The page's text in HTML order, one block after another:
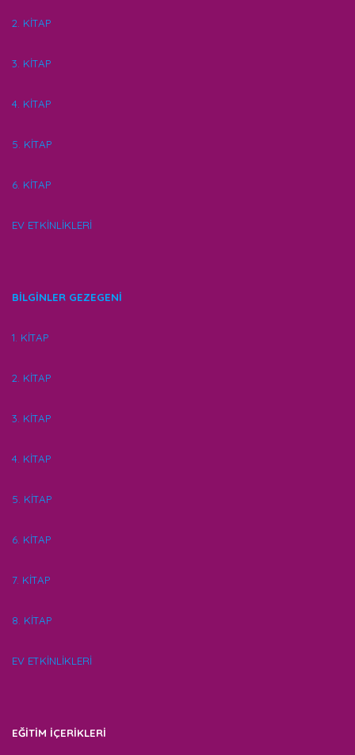
2. KİTAP
3. KİTAP
4. KİTAP
5. KİTAP
6. KİTAP
EV ETKİNLİKLERİ
BİLGİNLER GEZEGENİ
1. KİTAP
2. KİTAP
3. KİTAP
4. KİTAP
5. KİTAP
6. KİTAP
7. KİTAP
8. KİTAP
EV ETKİNLİKLERİ
EĞİTİM İÇERİKLERİ